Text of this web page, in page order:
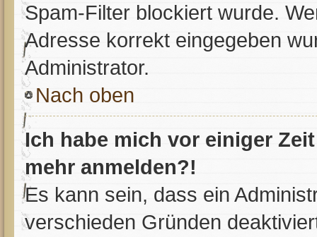
Spam-Filter blockiert wurde.
Adresse korrekt eingegeben
Administrator.
Nach oben
Ich habe mich vor einiger
mehr anmelden?!
Es kann sein, dass ein
verschieden Gründen